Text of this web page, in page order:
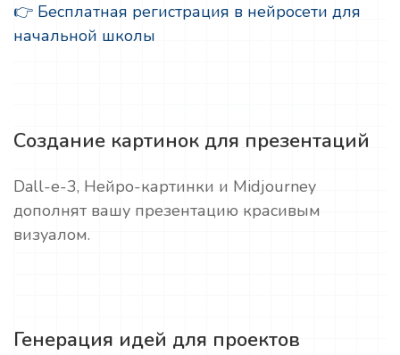
👉 Бесплатная регистрация в нейросети для
начальной школы
Создание картинок для презентаций
Dall-e-3, Нейро-картинки и Midjourney
дополнят вашу презентацию красивым
визуалом.
Генерация идей для проектов